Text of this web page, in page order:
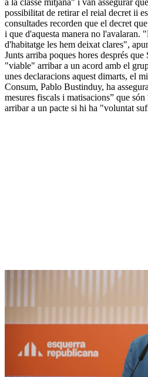
possibilitat de retirar el reial decret ii
consultades recorden que el decret
i que d'aquesta manera no l'avalaran.
d'habitatge les hem deixat clares",
Junts arriba poques hores després
"viable" arribar a un acord amb el
unes declaracions aquest dimarts, el
Consum, Pablo Bustinduy, ha
mesures fiscals i matisacions” que
arribar a un pacte si hi ha "voluntat